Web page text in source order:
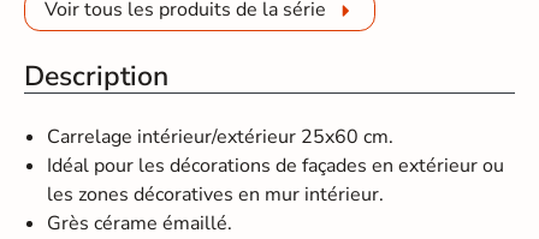
Voir tous les produits de la série
Description
Carrelage intérieur/extérieur 25x60 cm.
Idéal pour les décorations de façades en extérieur ou
les zones décoratives en mur intérieur.
Grès cérame émaillé.